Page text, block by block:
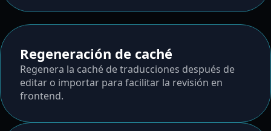
Regeneración de caché
Regenera la caché de traducciones después de
editar o importar para facilitar la revisión en
frontend.